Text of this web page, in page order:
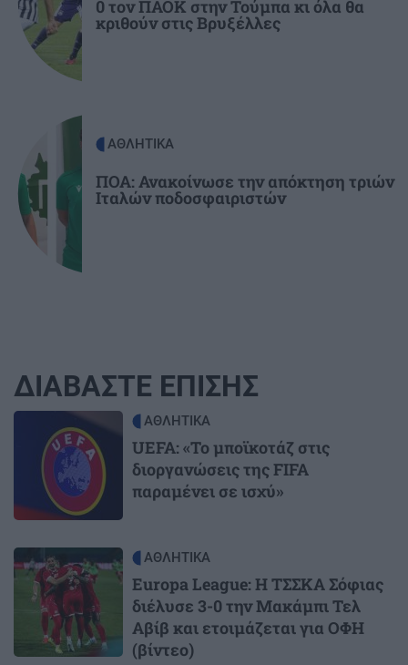
περιοχή γυρίζει σελίδα
0 τον ΠΑΟΚ στην Τούμπα κι όλα θα
κριθούν στις Βρυξέλλες
ΑΘΛΗΤΙΚΑ
ΠΟΑ: Ανακοίνωσε την απόκτηση τριών
Ιταλών ποδοσφαιριστών
ΔΙΑΒΑΣΤΕ ΕΠΙΣΗΣ
ΑΘΛΗΤΙΚΑ
UEFA: «Το μποϊκοτάζ στις
διοργανώσεις της FIFA
παραμένει σε ισχύ»
Image ΑΘΛΗΤΙΚΑ
Europa League: Η ΤΣΣΚΑ Σόφιας
διέλυσε 3-0 την Μακάμπι Τελ
Αβίβ και ετοιμάζεται για ΟΦΗ
(βίντεο)